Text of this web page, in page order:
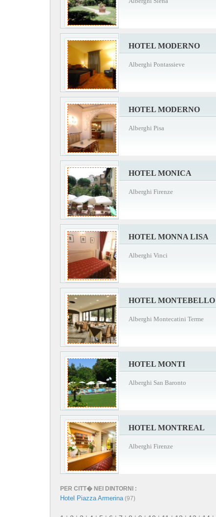
HOTEL MODERNO
Alberghi Pontassieve
HOTEL MODERNO
Alberghi Pisa
HOTEL MONICA
Alberghi Firenze
HOTEL MONNA LISA
Alberghi Vinci
HOTEL MONTEBELLO
Alberghi Montecatini Terme
HOTEL MONTI
Alberghi San Baronto
HOTEL MONTREAL
Alberghi Firenze
PER CITT� NEI DINTORNI :
Hotel Piazza Armerina(97)